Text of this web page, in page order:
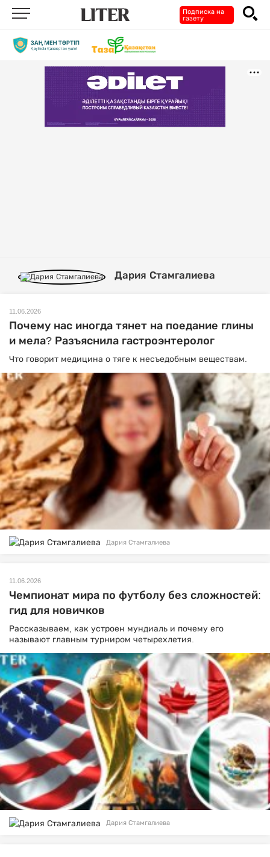
Подписка на
газету
Дария Стамгалиева
11.06.2026
Почему нас иногда тянет на поедание глины
и мела? Разъяснила гастроэнтеролог
Что говорит медицина о тяге к несъедобным веществам.
Дария Стамгалиева
11.06.2026
Чемпионат мира по футболу без сложностей:
гид для новичков
Рассказываем, как устроен мундиаль и почему его
называют главным турниром четырехлетия.
Дария Стамгалиева